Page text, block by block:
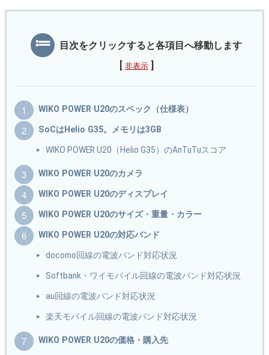
目次をクリックすると各項目へ移動します
非表示
WIKO POWER U20のスペック（仕様表）
SoCはHelio G35。メモリは3GB
WIKO POWER U20（Helio G35）のAnTuTuスコア
WIKO POWER U20のカメラ
WIKO POWER U20のディスプレイ
WIKO POWER U20のサイズ・重量・カラー
WIKO POWER U20の対応バンド
docomo回線の電波バンド対応状況
Softbank・ワイモバイル回線の電波バンド対応状況
au回線の電波バンド対応状況
楽天モバイル回線の電波バンド対応状況
WIKO POWER U20の価格・購入先